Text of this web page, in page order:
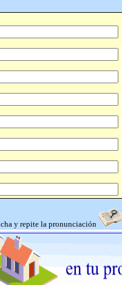
y repite la pronunciación